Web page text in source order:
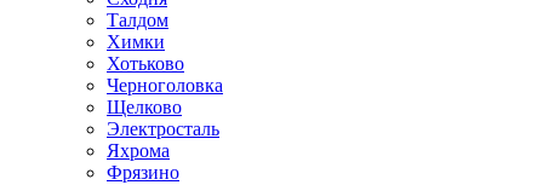
Талдом
Химки
Хотьково
Черноголовка
Щелково
Электросталь
Яхрома
Фрязино